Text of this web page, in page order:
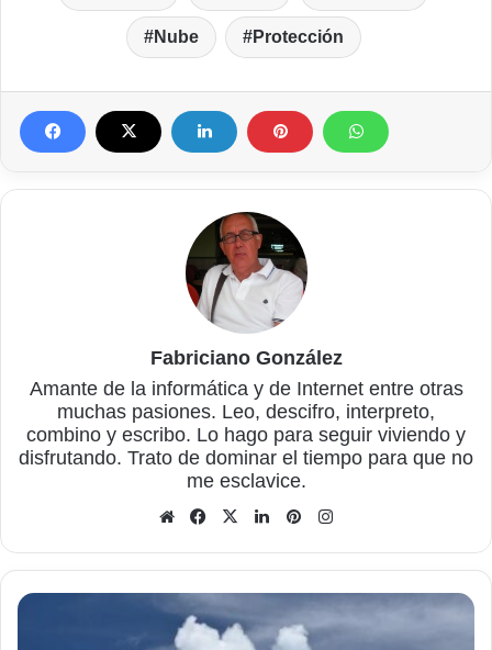
Nube Protección
Fabriciano González
Amante de la informática y de Internet entre otras
muchas pasiones. Leo, descifro, interpreto,
combino y escribo. Lo hago para seguir viviendo y
disfrutando. Trato de dominar el tiempo para que no
me esclavice.
Sitio
Facebook
X LinkedInPinterest
La